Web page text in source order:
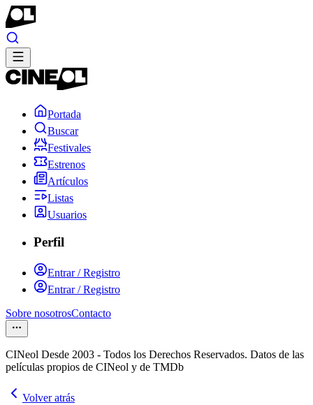
Portada
Buscar
Festivales
Estrenos
Artículos
Listas
Usuarios
Perfil
Entrar / Registro
Entrar / Registro
Sobre nosotrosContacto
CINeol Desde 2003 - Todos los Derechos Reservados. Datos de las
películas propios de CINeol y de TMDb
Volver atrás